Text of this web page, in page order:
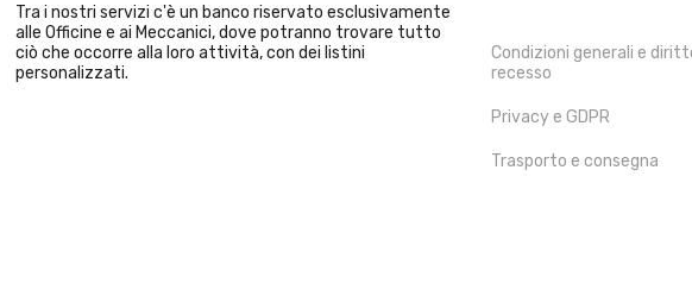
Tra i nostri servizi c'è un banco riservato esclusivamente
alle Officine e ai Meccanici, dove potranno trovare tutto
ciò che occorre alla loro attività, con dei listini
personalizzati.
Condizioni generali e
recesso
Privacy e GDPR
Trasporto e consegna